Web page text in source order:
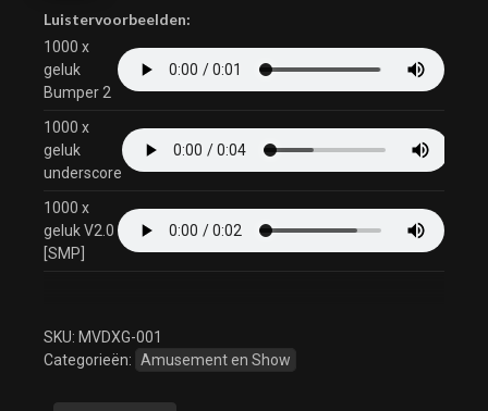
Luistervoorbeelden:
1000 x
geluk
Bumper 2
1000 x
geluk
underscore
1000 x
geluk V2.0
[SMP]
SKU: MVDXG-001
Categorieën: Amusement en Show